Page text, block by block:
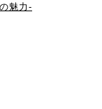
魅力-